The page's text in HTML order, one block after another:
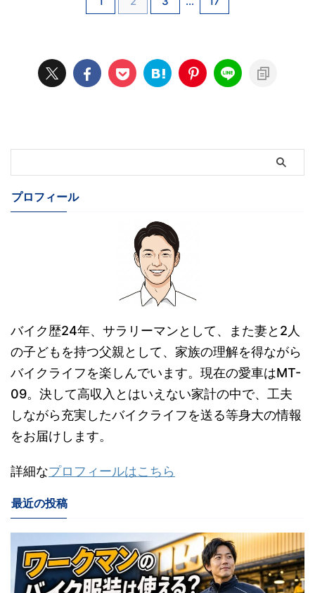
プロフィール
バイク歴24年、サラリーマンとして、また妻と2人
の子どもを持つ父親として、家族の理解を得ながら
バイクライフを楽しんでいます。現在の愛車はMT-
09。決して高収入とはいえない家計の中で、工夫
しながら充実したバイクライフを送る等身大の情報
をお届けします。
詳細なプロフィールはこちら
最近の投稿